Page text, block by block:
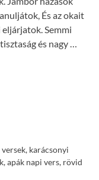
És az okait
Semmi
és nagy …
karácsonyi
apák napi vers, rövid